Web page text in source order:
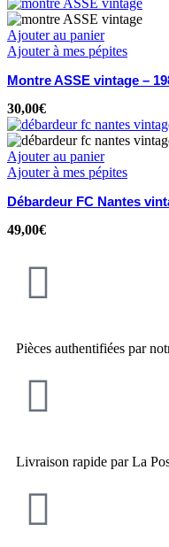
Ajouter au panier
Ajouter à mes pépites
Montre ASSE vintage –
30,00€
Ajouter au panier
Ajouter à mes pépites
Débardeur FC Nantes
49,00€
Pièces authentifiées par
Livraison rapide par La